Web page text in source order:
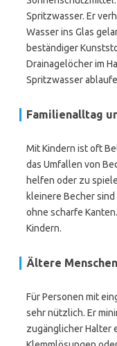
Spritzwasser. Er
Wasser ins Glas
beständiger
Drainagelöcher im
Spritzwasser
Familienalltag
Mit Kindern ist oft
das Umfallen von
helfen oder zu
kleinere Becher
ohne scharfe
Kindern.
Ältere
Für Personen mit
sehr nützlich. Er
zugänglicher Halter